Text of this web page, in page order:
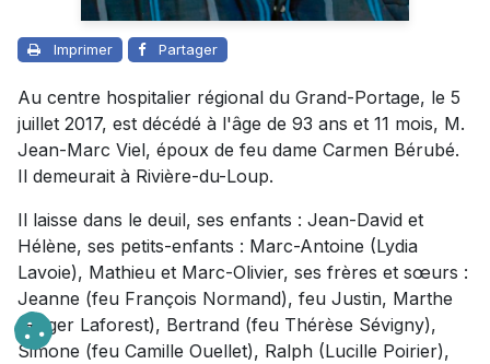
Imprimer Partager
Au centre hospitalier régional du Grand-Portage, le 5
juillet 2017, est décédé à l'âge de 93 ans et 11 mois, M.
Jean-Marc Viel, époux de feu dame Carmen Bérubé.
Il demeurait à Rivière-du-Loup.
Il laisse dans le deuil, ses enfants : Jean-David et
Hélène, ses petits-enfants : Marc-Antoine (Lydia
Lavoie), Mathieu et Marc-Olivier, ses frères et sœurs :
Jeanne (feu François Normand), feu Justin, Marthe
(Roger Laforest), Bertrand (feu Thérèse Sévigny),
Simone (feu Camille Ouellet), Ralph (Lucille Poirier),